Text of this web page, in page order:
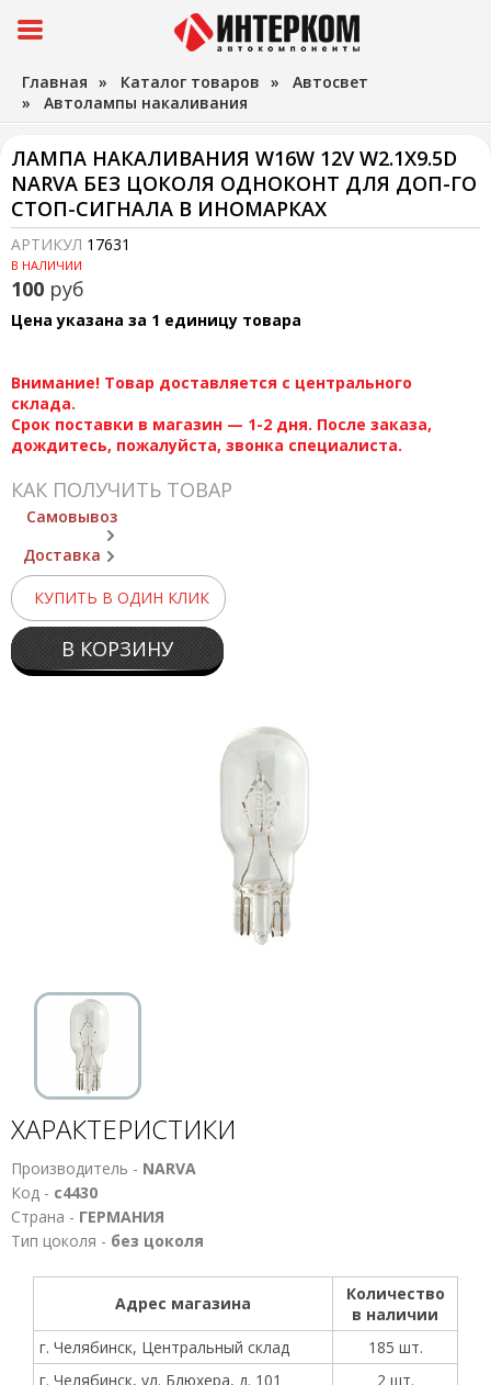
Главная » Каталог товаров » Автосвет
» Автолампы накаливания
ЛАМПА НАКАЛИВАНИЯ W16W 12V W2.1X9.5D
NARVA БЕЗ ЦОКОЛЯ ОДНОКОНТ ДЛЯ ДОП-ГО
СТОП-СИГНАЛА В ИНОМАРКАХ
АРТИКУЛ 17631
В НАЛИЧИИ
100 руб
Цена указана за 1 единицу товара
Внимание! Товар доставляется с центрального
склада.
Срок поставки в магазин — 1-2 дня. После заказа,
дождитесь, пожалуйста, звонка специалиста.
КАК ПОЛУЧИТЬ ТОВАР
Самовывоз
Доставка
КУПИТЬ В ОДИН КЛИК
В КОРЗИНУ
ХАРАКТЕРИСТИКИ
Производитель - NARVA
Код - с4430
Страна - ГЕРМАНИЯ
Тип цоколя - без цоколя
Адрес магазина
Количество
в наличии
г. Челябинск, Центральный склад
185 шт.
г. Челябинск, ул. Блюхера, д. 101
2 шт.